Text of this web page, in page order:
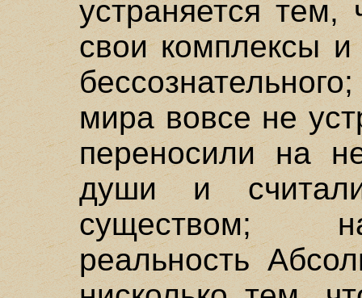
устраняется
свои комплексы и
мира вовсе не
переносили на
души и
существом;
реальность